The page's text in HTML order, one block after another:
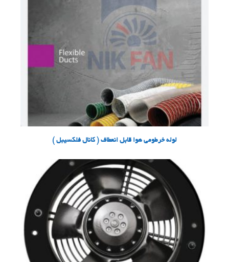
لوله خرطومی هوا قابل انعطاف ( کانال فلکسیبل )